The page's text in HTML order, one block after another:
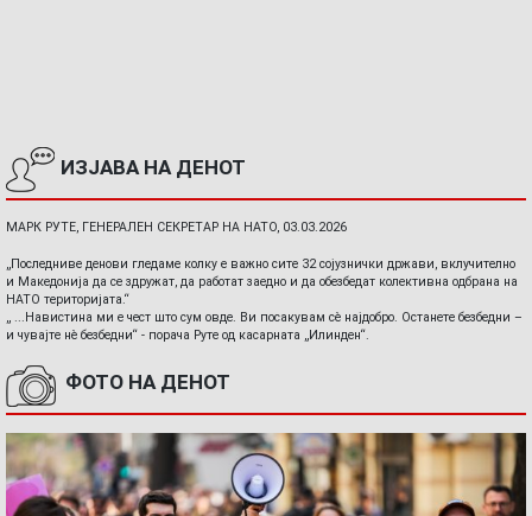
ИЗЈАВА НА ДЕНОТ
МАРК РУТЕ, ГЕНЕРАЛЕН СЕКРЕТАР НА НАТО, 03.03.2026
„Последниве денови гледаме колку е важно сите 32 сојузнички држави, вклучително
и Македонија да се здружат, да работат заедно и да обезбедат колективна одбрана на
НАТО територијата.“
„ ...Навистина ми е чест што сум овде. Ви посакувам сè најдобро. Останете безбедни –
и чувајте нè безбедни“ - порача Руте од касарната „Илинден“.
ФОТО НА ДЕНОТ